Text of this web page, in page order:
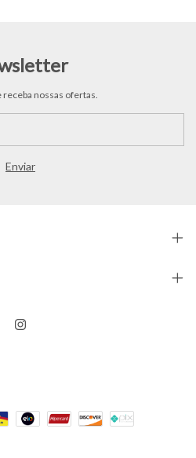
receba nossas ofertas.